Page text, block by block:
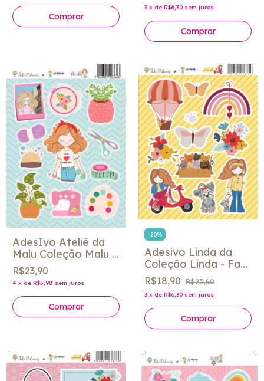
3 x de R$6,30 sem juros
AdesIvo Ateliê da
Malu Coleção Malu -
Fabi Paliares
R$23,90
4 x de R$5,98 sem juros
-20%
Adesivo Linda da
Coleção Linda - Fab
Paliares
R$18,90 R$23,60
3 x de R$6,30 sem juros